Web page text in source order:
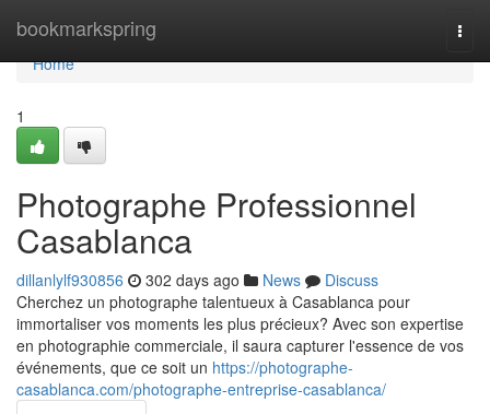
bookmarkspring
Home
Home
1
Photographe Professionnel
Casablanca
dillanlylf930856 302 days ago News
Discuss
Cherchez un photographe talentueux à Casablanca pour
immortaliser vos moments les plus précieux? Avec son expertise
en photographie commerciale, il saura capturer l'essence de vos
événements, que ce soit un https://photographe-
casablanca.com/photographe-entreprise-casablanca/